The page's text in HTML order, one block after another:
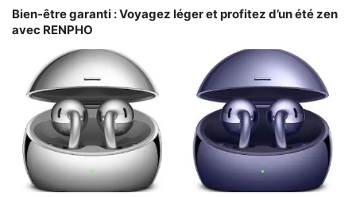
Bien-être garanti : Voyagez léger et profitez d’un été zen
avec RENPHO